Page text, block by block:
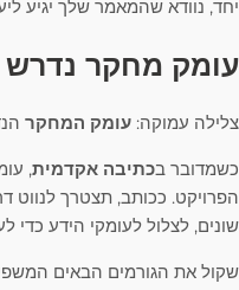
יחד, נוודא שהמאמר שלך יגיע
עומק מחקר נדרש
צלילה עמוקה: עומק המחקר
כשמדובר בכתיבה אקדמית,
הפרויקט. ככותב, תצטרך לנווט
שונים, לצלול לעומקי הידע כדי
שקול את הגורמים הבאים